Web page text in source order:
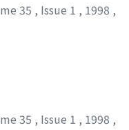
35 , Issue 1 , 1998 ,
35 , Issue 1 , 1998 ,